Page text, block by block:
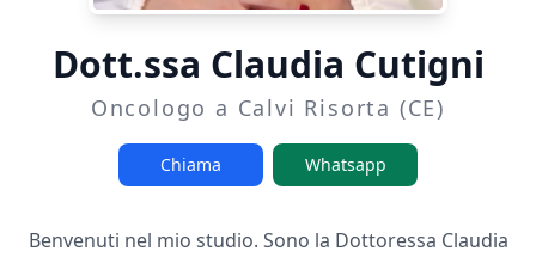
Dott.ssa Claudia Cutigni
Oncologo a Calvi Risorta (CE)
Chiama Whatsapp
Benvenuti nel mio studio. Sono la Dottoressa Claudia